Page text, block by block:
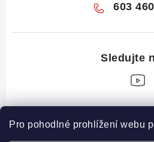
Pro pohodlné prohlížení webu
603
Z